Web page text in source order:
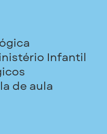
Infantil
de aula